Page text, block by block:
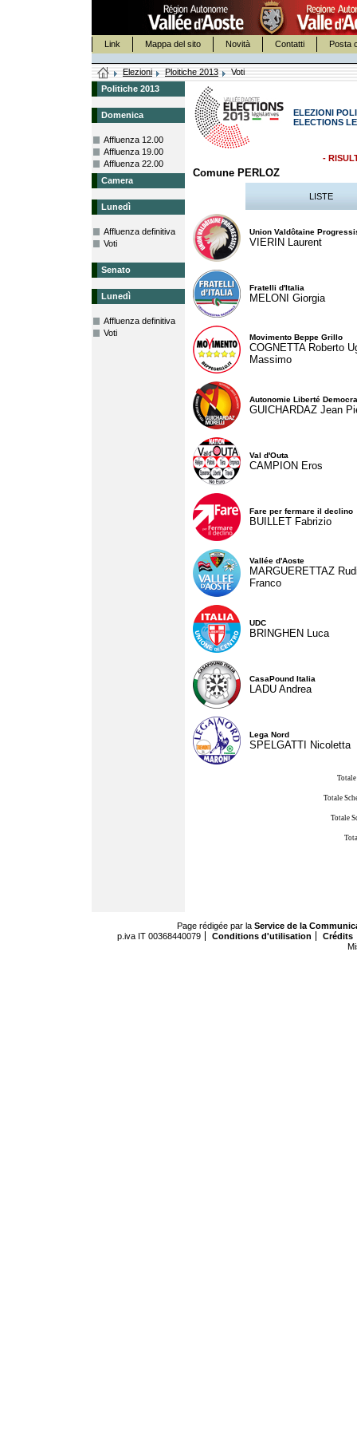
Link Mappa del sito Novità Contatti Posta
Elezioni Ploitiche 2013
Voti
Politiche 2013
Domenica
Affluenza 12.00
Affluenza 19.00
Affluenza 22.00
Camera
Lunedì
Affluenza definitiva
Voti
Senato
Lunedì
Affluenza definitiva
Voti
ELEZIONI
ELECTIONS
-
Comune PERLOZ
LISTE
Union Valdôtaine
VIERIN Laurent
Fratelli d'Italia
MELONI Giorgia
Movimento Beppe Grillo
COGNETTA Roberto
Massimo
Autonomie Liberté
GUICHARDAZ Jean
Val d'Outa
CAMPION Eros
Fare per fermare il declino
BUILLET Fabrizio
Vallée d'Aoste
MARGUERETTAZ
Franco
UDC
BRINGHEN Luca
CasaPound Italia
LADU Andrea
Lega Nord
SPELGATTI Nicoletta
Totale
Totale
Page rédigée par la Service de la
p.iva IT 00368440079
Conditions d'utilisation
Crédits